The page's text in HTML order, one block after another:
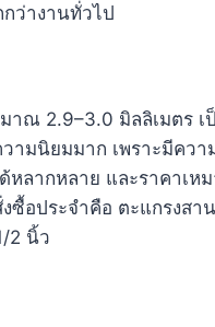
ว่างานทั่วไป
าณ 2.9–3.0 มิลลิเมตร เ
ามนิยมมาก เพราะมีควา
หลากหลาย และราคาเห
ซื้อประจำคือ ตะแกรงสา
2 นิ้ว